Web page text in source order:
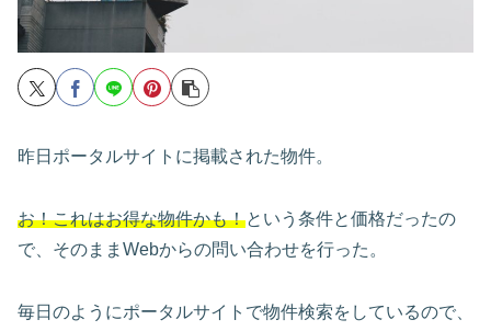
昨日ポータルサイトに掲載された物件。
お！これはお得な物件かも！という条件と価格だったの
で、そのままWebからの問い合わせを行った。
毎日のようにポータルサイトで物件検索をしているので、